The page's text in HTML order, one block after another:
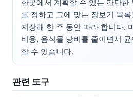
한곳에서 계획할 수 있는 간단한
를 정하고 그에 맞는 장보기 목
저장해 한 주 동안 따라 합니다.
비용, 음식물 낭비를 줄이면서
할 수 있습니다.
관련 도구